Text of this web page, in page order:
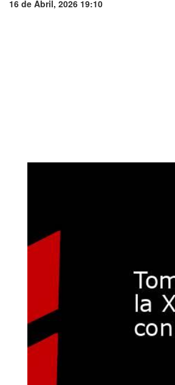
16 de Abril, 2026 19:10